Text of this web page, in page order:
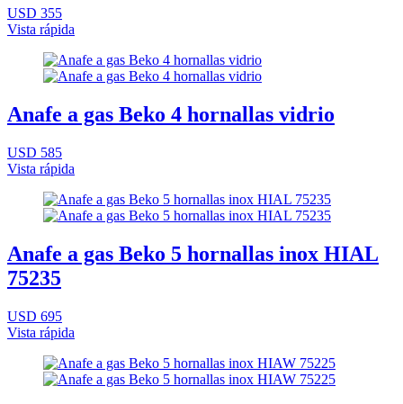
USD 355
Vista rápida
Anafe a gas Beko 4 hornallas vidrio
USD 585
Vista rápida
Anafe a gas Beko 5 hornallas inox HIAL
75235
USD 695
Vista rápida